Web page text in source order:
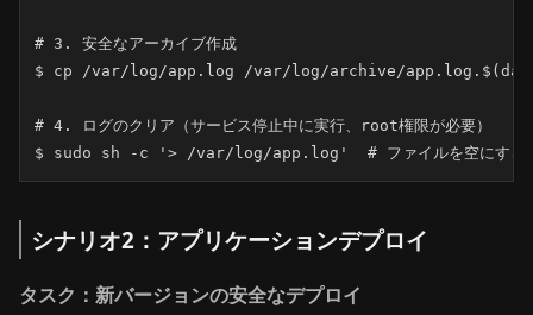
# 3. 安全なアーカイブ作成
$ cp /var/log/app.log /var/log/archive/app.log.$(date
# 4. ログのクリア（サービス停止中に実行、root権限が必要）
$ sudo sh -c '> /var/log/app.log'  # ファイルを空にする
シナリオ2：アプリケーションデプロイ
タスク：新バージョンの安全なデプロイ